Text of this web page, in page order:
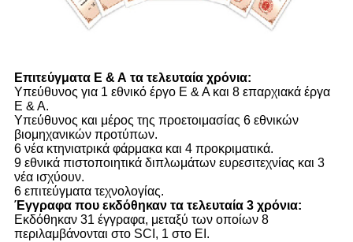
Επιτεύγματα Ε & Α τα τελευταία χρόνια:
Υπεύθυνος για 1 εθνικό έργο Ε & Α και 8 επαρχιακά έργα
Ε & Α.
Υπεύθυνος και μέρος της προετοιμασίας 6 εθνικών
βιομηχανικών προτύπων.
6 νέα κτηνιατρικά φάρμακα και 4 προκριματικά.
9 εθνικά πιστοποιητικά διπλωμάτων ευρεσιτεχνίας και 3
νέα ισχύουν.
6 επιτεύγματα τεχνολογίας.
Έγγραφα που εκδόθηκαν τα τελευταία 3 χρόνια:
Εκδόθηκαν 31 έγγραφα, μεταξύ των οποίων 8
περιλαμβάνονται στο SCI, 1 στο EI.